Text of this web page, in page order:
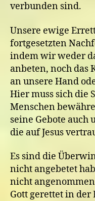
verbunden sind.
Unsere ewige
fortgesetzten
indem wir weder
anbeten, noch das
an unsere Hand
Hier muss sich die
Menschen
seine Gebote
die auf Jesus
Es sind die
nicht angebetet
nicht
Gott gerettet in